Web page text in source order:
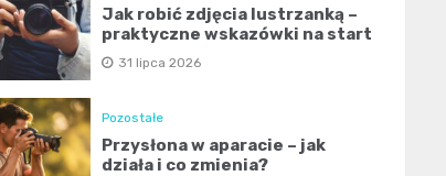
Jak robić zdjęcia lustrzanką –
praktyczne wskazówki na start
31 lipca 2026
Pozostałe
Przysłona w aparacie – jak
działa i co zmienia?